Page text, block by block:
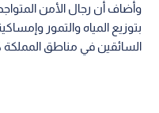
وأضاف أن رجال الأمن
بتوزيع المياه والتمور
السائقين في مناطق المملكة